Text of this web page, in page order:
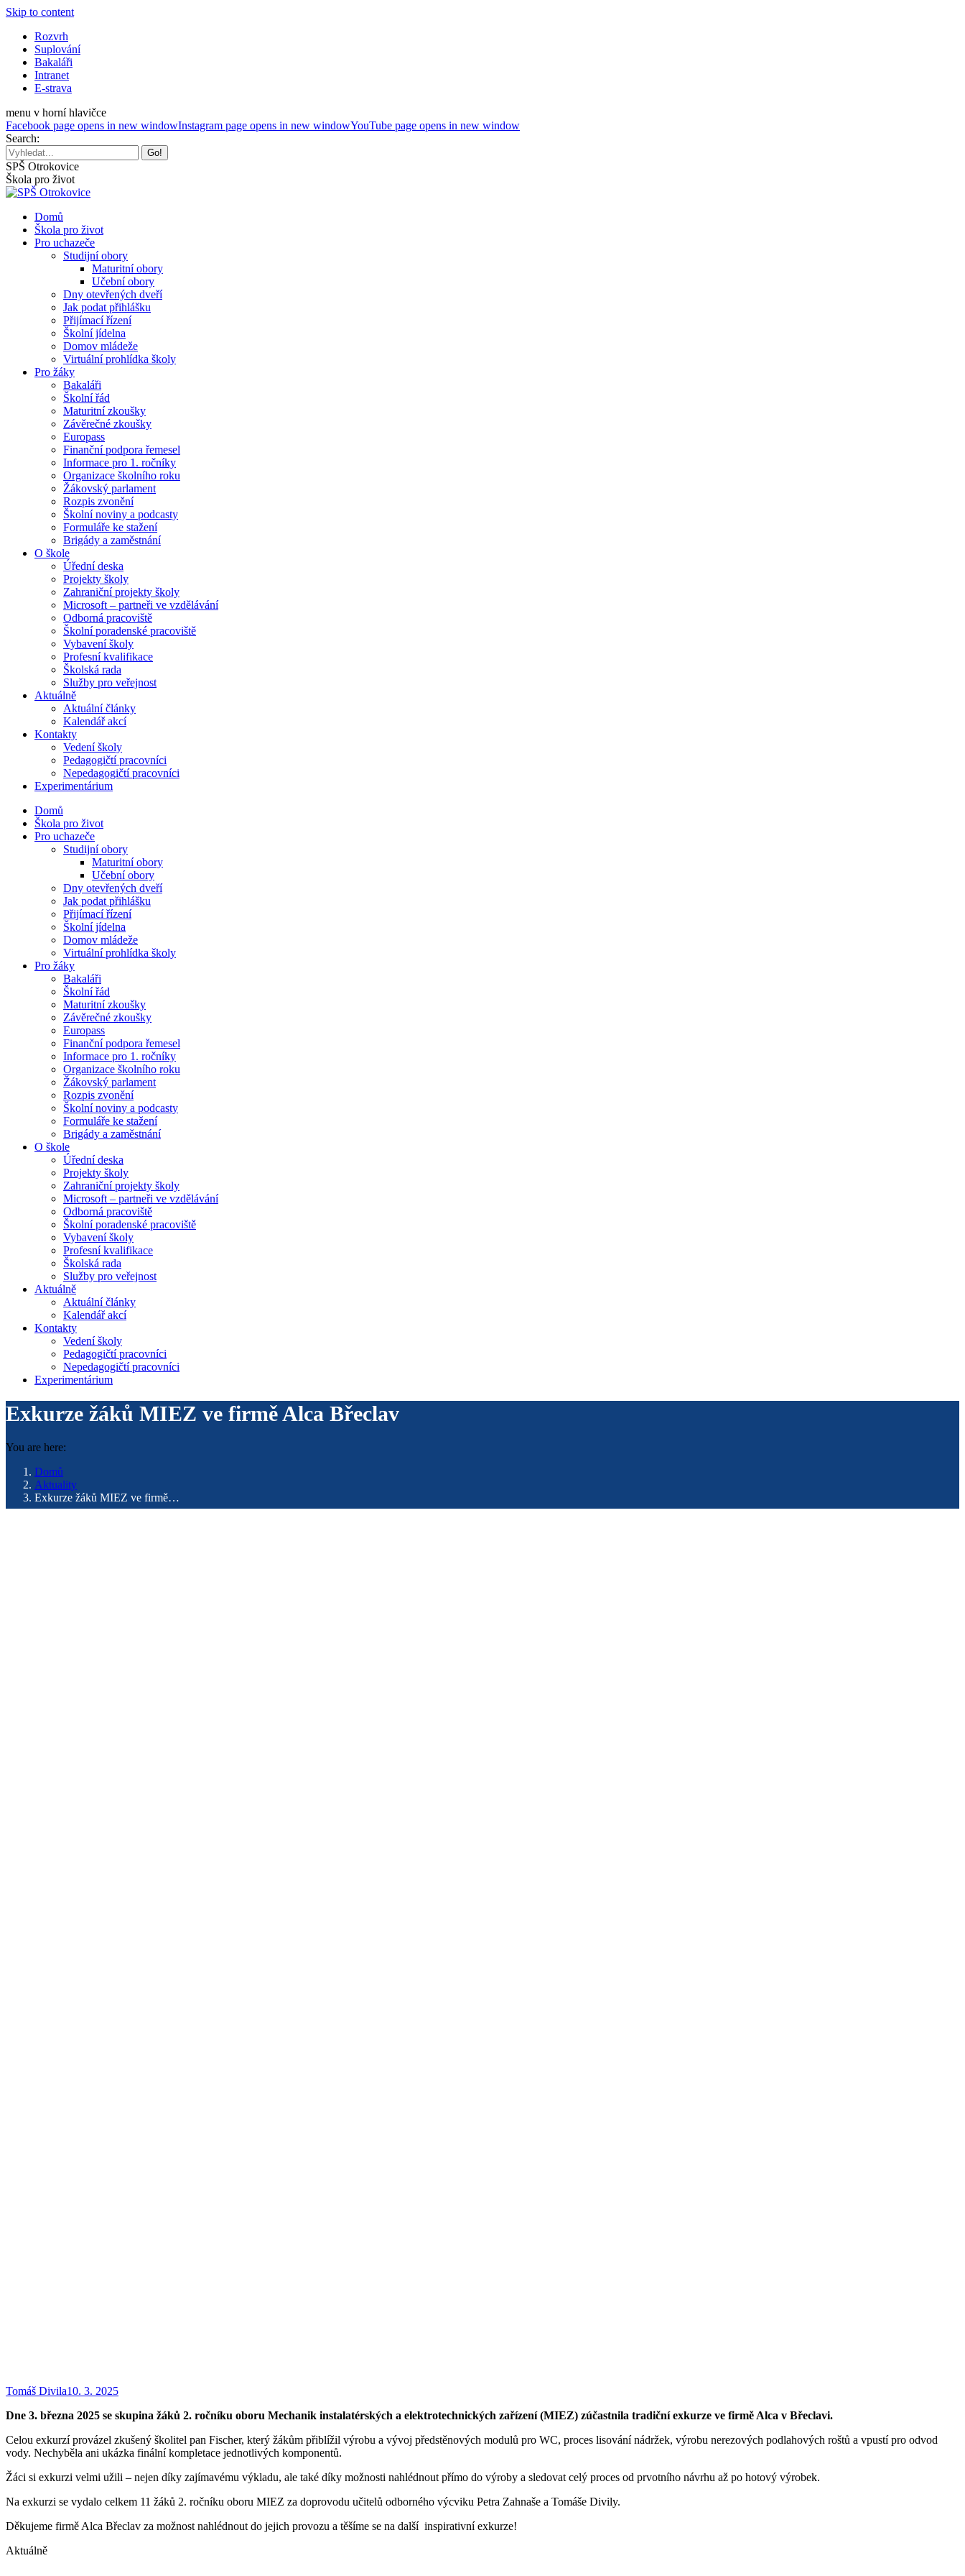
Skip to content
Rozvrh
Suplování
Bakaláři
Intranet
E-strava
menu v horní hlavičce
Facebook page opens in new windowInstagram page opens in new windowYouTube page opens in new window
Search:
SPŠ Otrokovice
Škola pro život
Domů
Škola pro život
Pro uchazeče
Studijní obory
Maturitní obory
Učební obory
Dny otevřených dveří
Jak podat přihlášku
Přijímací řízení
Školní jídelna
Domov mládeže
Virtuální prohlídka školy
Pro žáky
Bakaláři
Školní řád
Maturitní zkoušky
Závěrečné zkoušky
Europass
Finanční podpora řemesel
Informace pro 1. ročníky
Organizace školního roku
Žákovský parlament
Rozpis zvonění
Školní noviny a podcasty
Formuláře ke stažení
Brigády a zaměstnání
O škole
Úřední deska
Projekty školy
Zahraniční projekty školy
Microsoft – partneři ve vzdělávání
Odborná pracoviště
Školní poradenské pracoviště
Vybavení školy
Profesní kvalifikace
Školská rada
Služby pro veřejnost
Aktuálně
Aktuální články
Kalendář akcí
Kontakty
Vedení školy
Pedagogičtí pracovníci
Nepedagogičtí pracovníci
Experimentárium
Domů
Škola pro život
Pro uchazeče
Studijní obory
Maturitní obory
Učební obory
Dny otevřených dveří
Jak podat přihlášku
Přijímací řízení
Školní jídelna
Domov mládeže
Virtuální prohlídka školy
Pro žáky
Bakaláři
Školní řád
Maturitní zkoušky
Závěrečné zkoušky
Europass
Finanční podpora řemesel
Informace pro 1. ročníky
Organizace školního roku
Žákovský parlament
Rozpis zvonění
Školní noviny a podcasty
Formuláře ke stažení
Brigády a zaměstnání
O škole
Úřední deska
Projekty školy
Zahraniční projekty školy
Microsoft – partneři ve vzdělávání
Odborná pracoviště
Školní poradenské pracoviště
Vybavení školy
Profesní kvalifikace
Školská rada
Služby pro veřejnost
Aktuálně
Aktuální články
Kalendář akcí
Kontakty
Vedení školy
Pedagogičtí pracovníci
Nepedagogičtí pracovníci
Experimentárium
Exkurze žáků MIEZ ve firmě Alca Břeclav
You are here:
Domů
Aktuality
Exkurze žáků MIEZ ve firmě…
Tomáš Divila10. 3. 2025
Dne 3. března 2025 se skupina žáků 2. ročníku oboru Mechanik instalatérských a elektrotechnických zařízení (MIEZ) zúčastnila tradiční exkurze ve firmě Alca v Břeclavi.
Celou exkurzí provázel zkušený školitel pan Fischer, který žákům přiblížil výrobu a vývoj předstěnových modulů pro WC, proces lisování nádržek, výrobu nerezových podlahových roštů a vpustí pro odvod
vody. Nechyběla ani ukázka finální kompletace jednotlivých komponentů.
Žáci si exkurzi velmi užili – nejen díky zajímavému výkladu, ale také díky možnosti nahlédnout přímo do výroby a sledovat celý proces od prvotního návrhu až po hotový výrobek.
Na exkurzi se vydalo celkem 11 žáků 2. ročníku oboru MIEZ za doprovodu učitelů odborného výcviku Petra Zahnaše a Tomáše Divily.
Děkujeme firmě Alca Břeclav za možnost nahlédnout do jejich provozu a těšíme se na další inspirativní exkurze!
Aktuálně